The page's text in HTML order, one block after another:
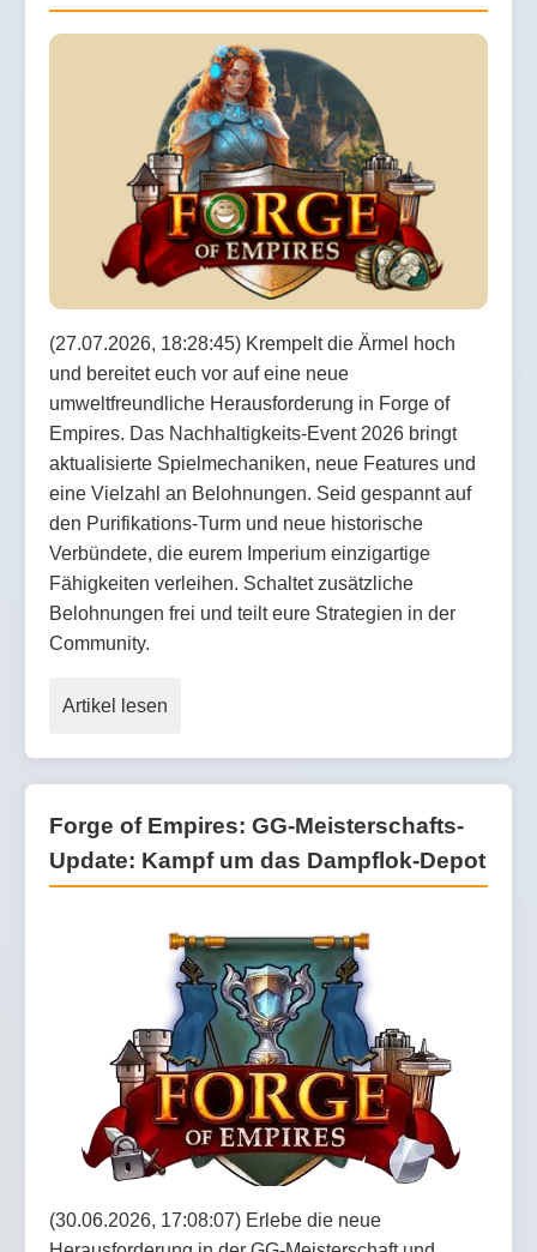
(27.07.2026, 18:28:45) Krempelt die Ärmel hoch
und bereitet euch vor auf eine neue
umweltfreundliche Herausforderung in Forge of
Empires. Das Nachhaltigkeits-Event 2026 bringt
aktualisierte Spielmechaniken, neue Features und
eine Vielzahl an Belohnungen. Seid gespannt auf
den Purifikations-Turm und neue historische
Verbündete, die eurem Imperium einzigartige
Fähigkeiten verleihen. Schaltet zusätzliche
Belohnungen frei und teilt eure Strategien in der
Community.
Artikel lesen
Forge of Empires: GG-Meisterschafts-
Update: Kampf um das Dampflok-Depot
(30.06.2026, 17:08:07) Erlebe die neue